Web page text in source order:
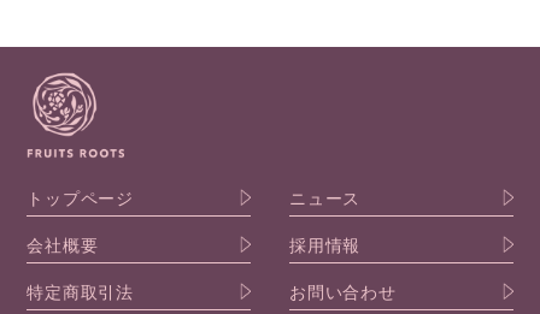
トップページ
ニュース
会社概要
採用情報
特定商取引法
お問い合わせ